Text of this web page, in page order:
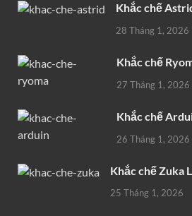
Khắc chế
28 Tháng 1, 2026
Khắc chế
27 Tháng 1, 2026
Khắc chế
26 Tháng 1, 2026
Khắc chế Zuka
25 Tháng 1, 2026